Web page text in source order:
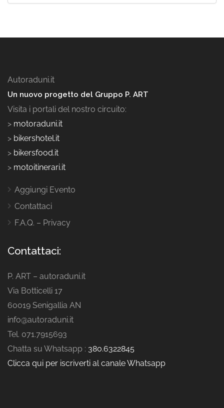
Autoraduni.it
Un nuovo progetto del Gruppo P. ART
Visita i portali del nostro circuito:
> motoraduni.it
> bikershotel.it
> bikersfood.it
> motoitinerari.it
Aggiungi Evento
Contattaci
F.A.Q. – Privacy
Contattaci:
P. ART – autoraduni.it
Via Botticelli 17
60019 Senigallia AN
info@autoraduni.it
Tel. 071.7915693
Chatta su Whatsapp : 380.6322845
Clicca qui per iscriverti al canale Whatsapp